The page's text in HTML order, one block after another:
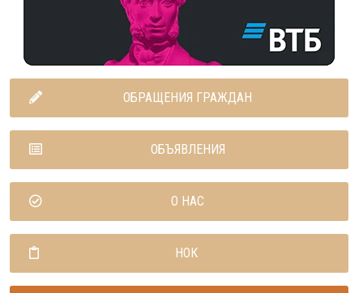
ОБРАЩЕНИЯ ГРАЖДАН
ОБЪЯВЛЕНИЯ
О НАС
НОК